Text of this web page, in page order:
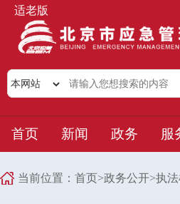
适老版
首页 新闻 政务 服
当前位置： 首页>政务公开>执